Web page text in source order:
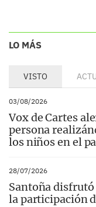
LO MÁS
VISTO
03/08/2026
Vox de Cartes
persona
los niños en el
28/07/2026
Santoña
la participación